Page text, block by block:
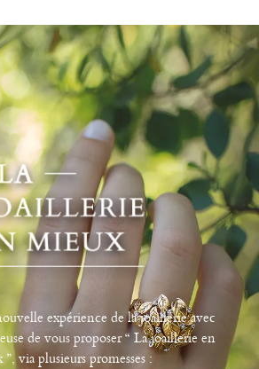
expérience de la joaillerie avec
de vous proposer “ La joaillerie en
via plusieurs promesses :